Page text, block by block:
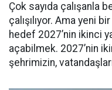
Çok sayıda çalışanla
çalışılıyor. Ama yeni
hedef 2027’nin ikinci
açabilmek. 2027’nin
şehrimizin,